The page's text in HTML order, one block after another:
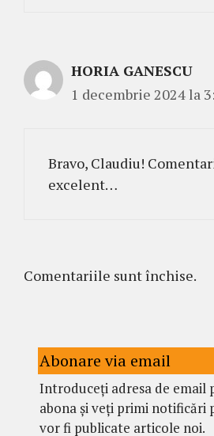
HORIA GANESCU
1 decembrie 2024 la
Bravo, Claudiu!
excelent…
Comentariile sunt închise.
Abonare via email
Introduceți adresa de email
abona și veți primi notificări
vor fi publicate articole noi.